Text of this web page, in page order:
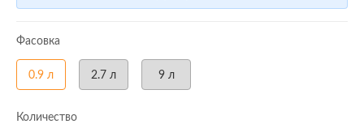
Фасовка
0.9 л 2.7 л 9 л
Количество